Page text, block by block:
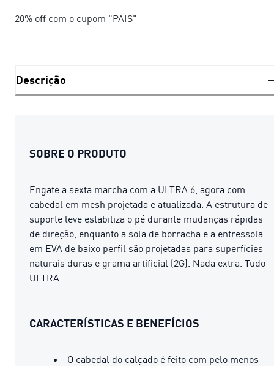
20% off com o cupom "PAIS"
Descrição
SOBRE O PRODUTO
Engate a sexta marcha com a ULTRA 6, agora com
cabedal em mesh projetada e atualizada. A estrutura de
suporte leve estabiliza o pé durante mudanças rápidas
de direção, enquanto a sola de borracha e a entressola
em EVA de baixo perfil são projetadas para superfícies
naturais duras e grama artificial (2G). Nada extra. Tudo
ULTRA.
CARACTERÍSTICAS E BENEFÍCIOS
O cabedal do calçado é feito com pelo menos